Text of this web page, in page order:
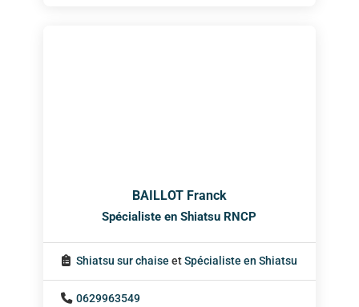
BAILLOT Franck
Spécialiste en Shiatsu RNCP
Shiatsu sur chaise etSpécialiste en Shiatsu
0629963549